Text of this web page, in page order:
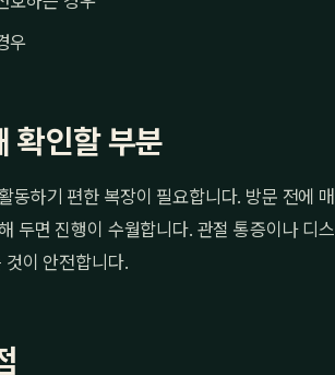
우
확인할 부분
동하기 편한 복장이 필요합니다. 방문 전에
두면 진행이 수월합니다. 관절 통증이나 디
것이 안전합니다.